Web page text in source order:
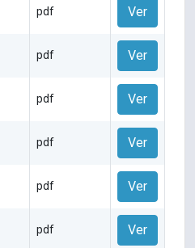
pdf Ver
pdf Ver
pdf Ver
pdf Ver
pdf Ver
pdf Ver